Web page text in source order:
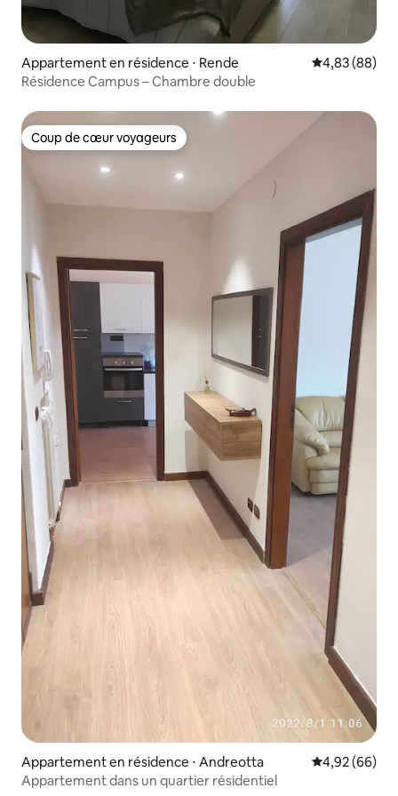
Appartement en résidence ⋅ Rende Évaluation
4,83 (88)
Résidence Campus – Chambre double
Coup de cœur voyageurs
Coup de cœur voyageurs
Appartement en résidence ⋅ Andreotta Évaluation
4,92 (66)
Appartement dans un quartier résidentiel